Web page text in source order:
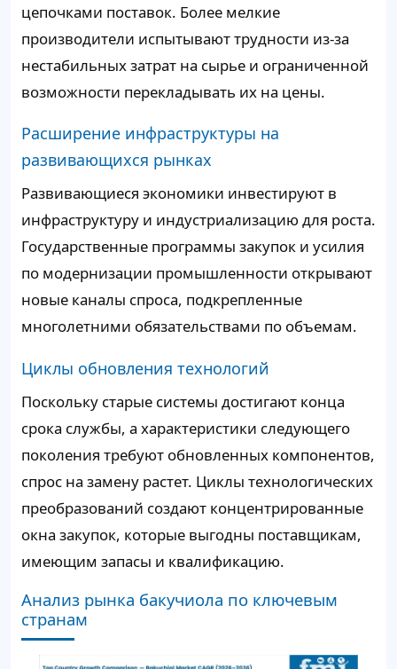
цепочками поставок. Более мелкие
производители испытывают трудности из-за
нестабильных затрат на сырье и ограниченной
возможности перекладывать их на цены.
Расширение инфраструктуры на
развивающихся рынках
Развивающиеся экономики инвестируют в
инфраструктуру и индустриализацию для роста.
Государственные программы закупок и усилия
по модернизации промышленности открывают
новые каналы спроса, подкрепленные
многолетними обязательствами по объемам.
Циклы обновления технологий
Поскольку старые системы достигают конца
срока службы, а характеристики следующего
поколения требуют обновленных компонентов,
спрос на замену растет. Циклы технологических
преобразований создают концентрированные
окна закупок, которые выгодны поставщикам,
имеющим запасы и квалификацию.
Анализ рынка бакучиола по ключевым
странам